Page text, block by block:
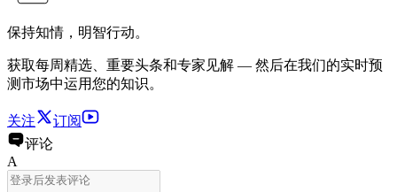
保持知情，明智行动。
获取每周精选、重要头条和专家见解 — 然后在我们的实时预
测市场中运用您的知识。
关注
订阅
评论
A